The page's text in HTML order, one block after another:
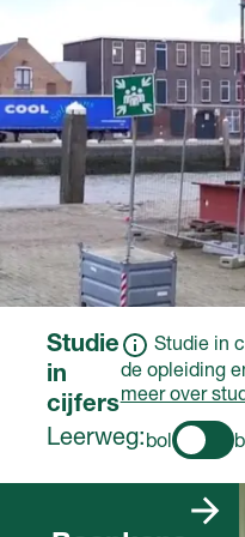
Studie
in
cijfers
Studie in
de opleiding
meer over
Leerweg: bol